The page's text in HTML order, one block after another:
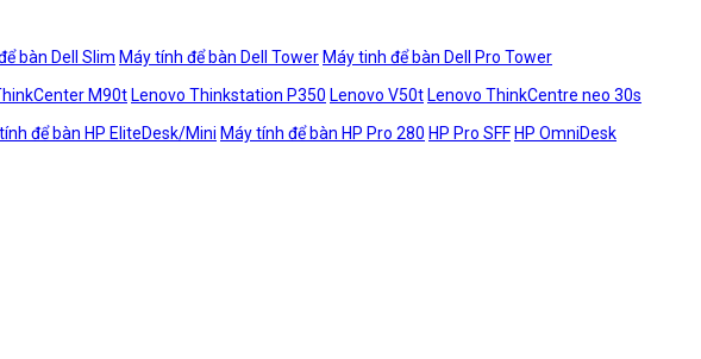
bàn Dell Slim Máy tính để bàn Dell Tower Máy tinh để bàn Dell Pro Tower
M90t Lenovo Thinkstation P350 Lenovo V50t Lenovo ThinkCentre neo 30s
để bàn HP EliteDesk/Mini Máy tính để bàn HP Pro 280 HP Pro SFF HP OmniDesk